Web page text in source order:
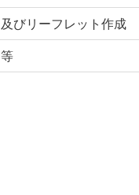
びリーフレット作成